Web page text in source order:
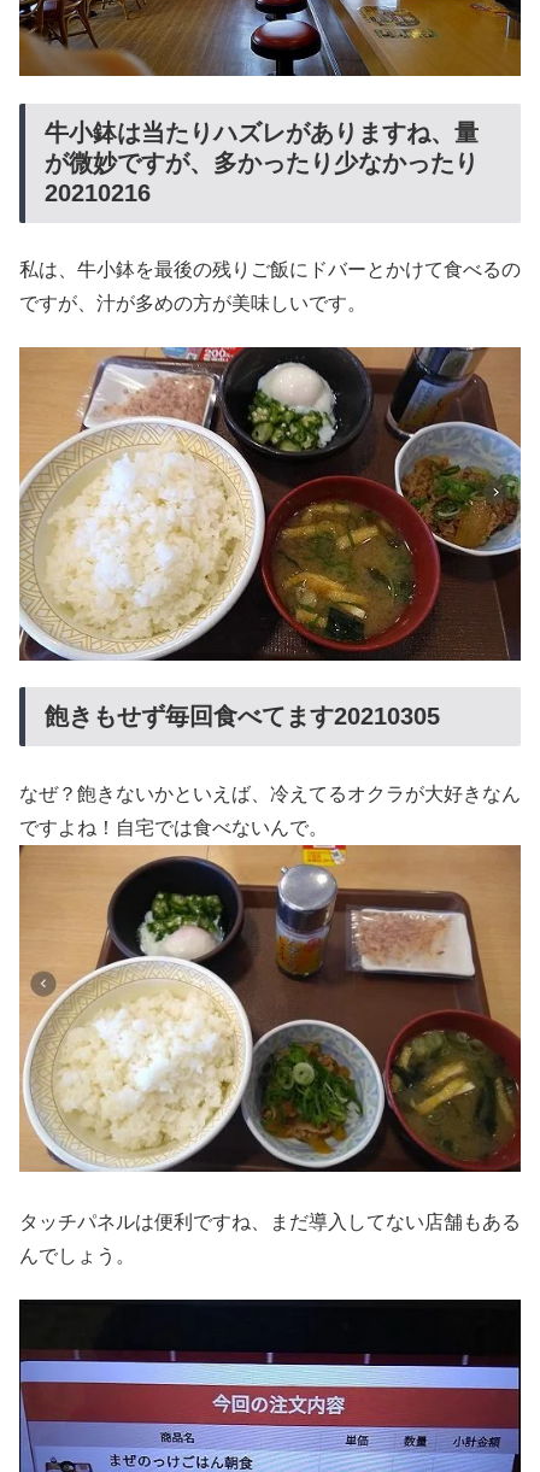
牛小鉢は当たりハズレがありますね、量
が微妙ですが、多かったり少なかったり
20210216
私は、牛小鉢を最後の残りご飯にドバーとかけて食べるの
ですが、汁が多めの方が美味しいです。
飽きもせず毎回食べてます20210305
なぜ？飽きないかといえば、冷えてるオクラが大好きなん
ですよね！自宅では食べないんで。
タッチパネルは便利ですね、まだ導入してない店舗もある
んでしょう。